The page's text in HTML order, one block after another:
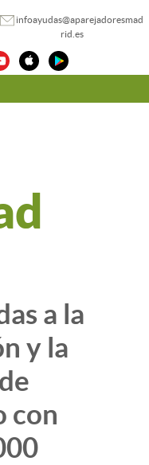
infoayudas@aparejadoresmad
rid.es
a la
y la
con